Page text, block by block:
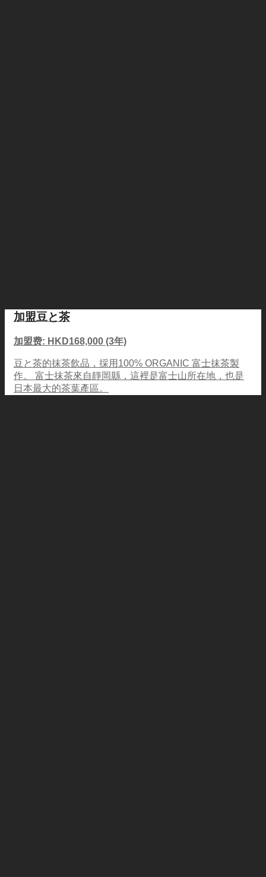
加盟豆と茶
加盟费: HKD168,000 (3年)
豆と茶的抹茶飲品，採用100% ORGANIC 富士抹茶製
作。 富士抹茶來自靜岡縣，這裡是富士山所在地，也是
日本最大的茶葉產區。